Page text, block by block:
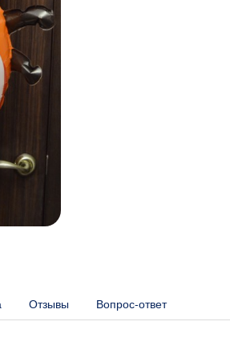
Отзывы Вопрос-ответ